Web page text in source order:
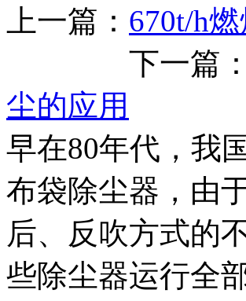
上一篇： 670t/h
下一篇：
尘的应用
早在80年代，我
布袋除尘器，由
后、反吹方式的
些除尘器运行全